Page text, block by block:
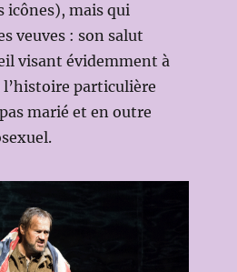
icônes), mais qui
veuves : son salut
visant évidemment à
l’histoire particulière
marié et en outre